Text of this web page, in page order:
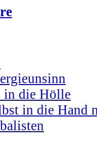
in die Hölle
in die Hand